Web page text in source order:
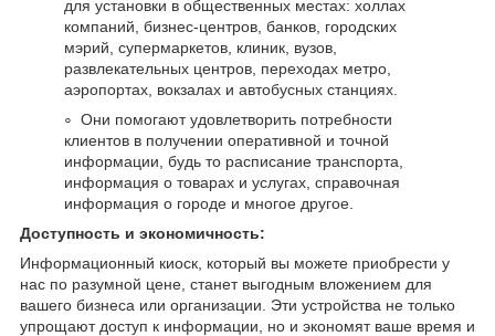
для установки в общественных местах: холлах
компаний, бизнес-центров, банков, городских
мэрий, супермаркетов, клиник, вузов,
развлекательных центров, переходах метро,
аэропортах, вокзалах и автобусных станциях.
Они помогают удовлетворить потребности
клиентов в получении оперативной и точной
информации, будь то расписание транспорта,
информация о товарах и услугах, справочная
информация о городе и многое другое.
Доступность и экономичность:
Информационный киоск, который вы можете приобрести у
нас по разумной цене, станет выгодным вложением для
вашего бизнеса или организации. Эти устройства не только
упрощают доступ к информации, но и экономят ваше время и